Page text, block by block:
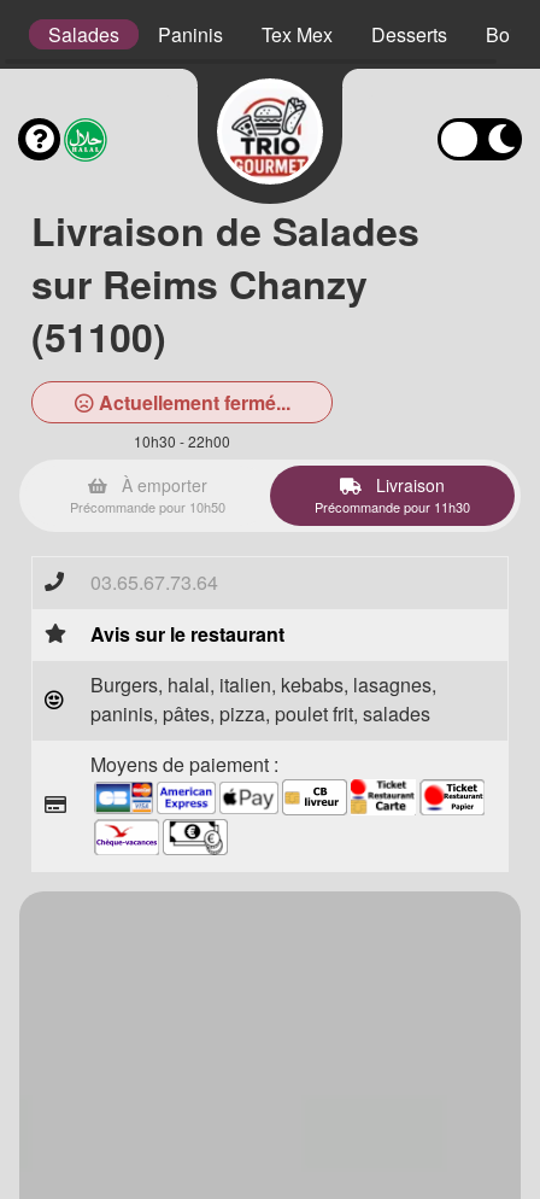
Salades Paninis Tex Mex Desserts
Livraison de Salades
sur Reims Chanzy
(51100)
Actuellement fermé...
10h30 - 22h00
À emporter
Précommande pour 10h50
Livraison
Précommande pour 11h30
03.65.67.73.64
Avis sur le restaurant
Burgers, halal, italien, kebabs, lasagnes,
paninis, pâtes, pizza, poulet frit, salades
Moyens de paiement :